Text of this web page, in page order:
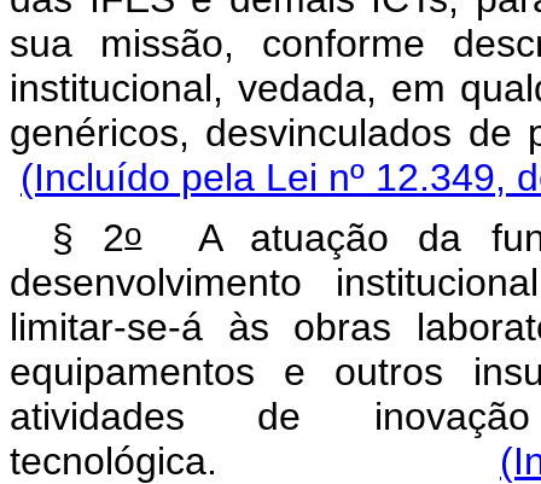
sua missão, conforme
institucional, vedada, em
genéricos,
(Incluído pela Lei nº 12.349,
§ 2oA atuação da
desenvolvimento
limitar-se-á às obras
equipamentos e outros
atividades de
tecnológica.